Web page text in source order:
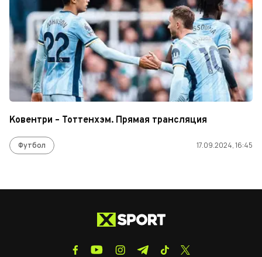
Ковентри – Тоттенхэм. Прямая трансляция
Футбол 17.09.2024, 16:45